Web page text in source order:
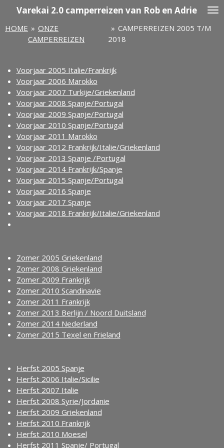
naar
Varekai 2.0 camperreizen van Rob en Adrie
HOME » ONZE
CAMPERREIZEN
» CAMPERREIZEN 2005 T/M
2018
Voorjaar 2005 Italie/Frankrijk
Voorjaar 2006 Marokko
Voorjaar 2007 Turkije/Griekenland
Voorjaar 2008 Spanje/Portugal
Voorjaar 2009 Spanje/Portugal
Voorjaar 2010 Spanje/Portugal
Voorjaar 2011 Marokko
Voorjaar 2012 Frankrijk/Italie/Griekenland
Voorjaar 2013 Spanje /Portugal
Voorjaar 2014 Frankrijk/Spanje
Voorjaar 2015 Spanje/Portugal
Voorjaar 2016 Spanje
Voorjaar 2017 Spanje
Voorjaar 2018 Frankrijk/Italie/Griekenland
Zomer 2005 Griekenland
Zomer 2008 Griekenland
Zomer 2009 Frankrijk
Zomer 2010 Scandinavie
Zomer 2011 Frankrijk
Zomer 2013 Berlijn / Noord Duitsland
Zomer 2014 Nederland
Zomer 2015 Texel en Frieland
Herfst 2005 Spanje
Herfst 2006 Italie/Sicilie
Herfst 2007 Italie
Herfst 2008 Syrie/Jordanie
Herfst 2009 Griekenland
Herfst 2010 Frankrijk
Herfst 2010 Moesel
Herfst 2011 Spanje/ Portugal